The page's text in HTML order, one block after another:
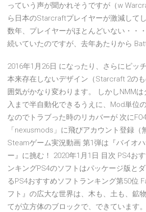
っていう声が聞かれそうですが（w
ら日本のStarcraftプレイヤーが激減して
数年、プレイヤーがほとんどいない・・
続いていたのですが、去年あたりから
2016年1月26日 になったり、さらにピッ
本来存在しないデザイン（Starcraft 2の
囲気がかなり変わります。 しかしNMM
入まで半自動化できるうえに、Mod単位
なのでトラブった時のリカバーが 次に
「nexusmods」に飛びアカウント登録（
Steamゲーム実況動画 第1弾は『バイオ
ー』に挑む！ 2020年1月1日 目次 PS4お
ンキングPS4のソフトはパッケージ版と
るPS4おすすめソフトランキング第50位
フト』の広大な世界は、木も、土も、鉱
てが立方体のブロックで、できています